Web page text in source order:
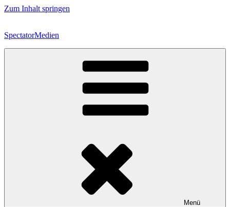
Zum Inhalt springen
SpectatorMedien
Menü